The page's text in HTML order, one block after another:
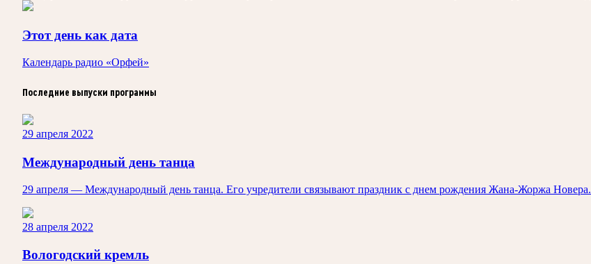
Этот день как дата
Календарь радио «Орфей»
Последние выпуски программы
29 апреля 2022
Международный день танца
29 апреля — Международный день танца. Его учредители связывают праздник с днем рождения Жана-Жоржа Новера.
28 апреля 2022
Вологодский кремль